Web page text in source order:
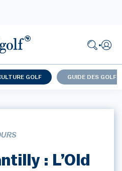
GOLF GUIDE DES GOLFS
: L’Old